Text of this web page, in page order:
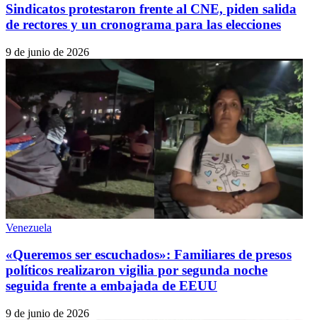
Sindicatos protestaron frente al CNE, piden salida
de rectores y un cronograma para las elecciones
9 de junio de 2026
Venezuela
«Queremos ser escuchados»: Familiares de presos
políticos realizaron vigilia por segunda noche
seguida frente a embajada de EEUU
9 de junio de 2026